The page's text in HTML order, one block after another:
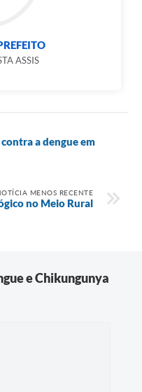
ASSIS
a dengue em
MENOS RECENTE
no Meio Rural
e Chikungunya